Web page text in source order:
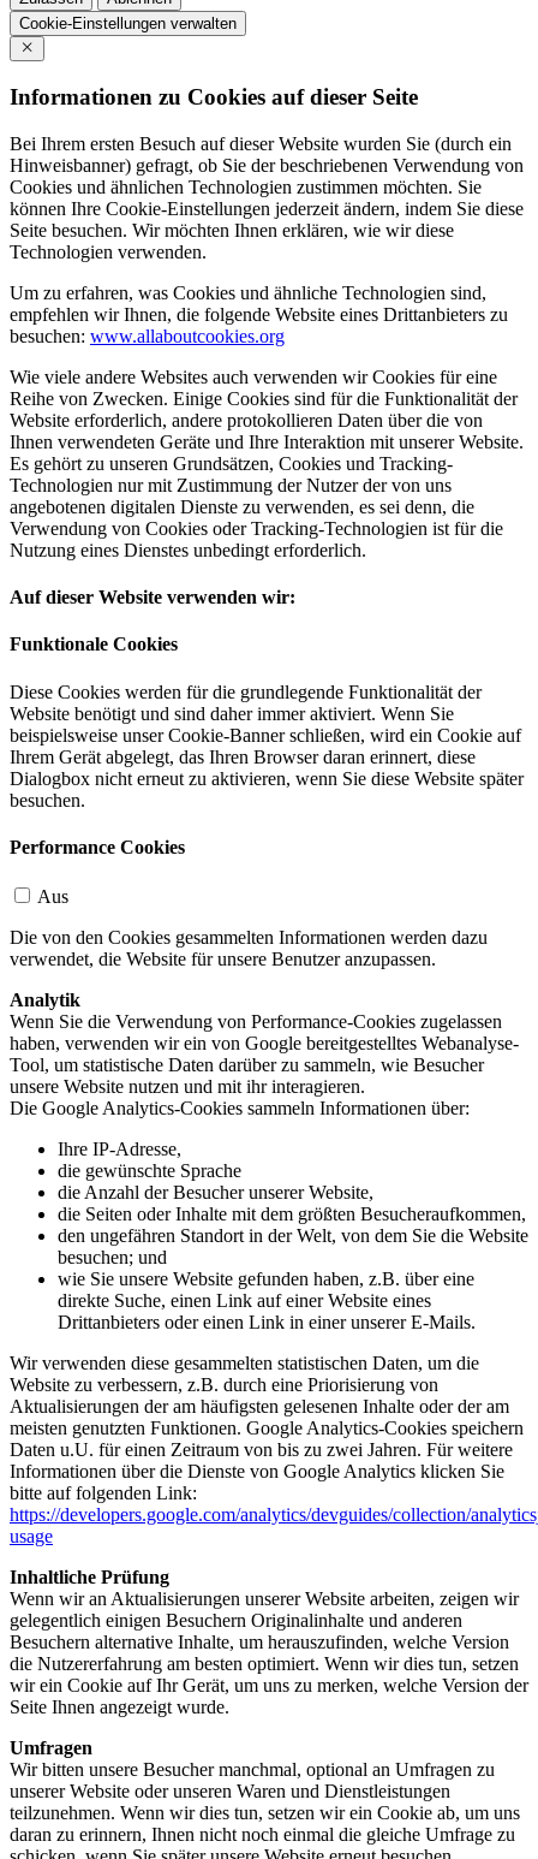
Cookie-Einstellungen verwalten
Informationen zu Cookies auf dieser Seite
Bei Ihrem ersten Besuch auf dieser Website wurden Sie (durch ein
Hinweisbanner) gefragt, ob Sie der beschriebenen Verwendung von
Cookies und ähnlichen Technologien zustimmen möchten. Sie
können Ihre Cookie-Einstellungen jederzeit ändern, indem Sie diese
Seite besuchen. Wir möchten Ihnen erklären, wie wir diese
Technologien verwenden.
Um zu erfahren, was Cookies und ähnliche Technologien sind,
empfehlen wir Ihnen, die folgende Website eines Drittanbieters zu
besuchen: www.allaboutcookies.org
Wie viele andere Websites auch verwenden wir Cookies für eine
Reihe von Zwecken. Einige Cookies sind für die Funktionalität der
Website erforderlich, andere protokollieren Daten über die von
Ihnen verwendeten Geräte und Ihre Interaktion mit unserer Website.
Es gehört zu unseren Grundsätzen, Cookies und Tracking-
Technologien nur mit Zustimmung der Nutzer der von uns
angebotenen digitalen Dienste zu verwenden, es sei denn, die
Verwendung von Cookies oder Tracking-Technologien ist für die
Nutzung eines Dienstes unbedingt erforderlich.
Auf dieser Website verwenden wir:
Funktionale Cookies
Diese Cookies werden für die grundlegende Funktionalität der
Website benötigt und sind daher immer aktiviert. Wenn Sie
beispielsweise unser Cookie-Banner schließen, wird ein Cookie auf
Ihrem Gerät abgelegt, das Ihren Browser daran erinnert, diese
Dialogbox nicht erneut zu aktivieren, wenn Sie diese Website später
besuchen.
Performance Cookies
Aus
Die von den Cookies gesammelten Informationen werden dazu
verwendet, die Website für unsere Benutzer anzupassen.
Analytik
Wenn Sie die Verwendung von Performance-Cookies zugelassen
haben, verwenden wir ein von Google bereitgestelltes Webanalyse-
Tool, um statistische Daten darüber zu sammeln, wie Besucher
unsere Website nutzen und mit ihr interagieren.
Die Google Analytics-Cookies sammeln Informationen über:
Ihre IP-Adresse,
die gewünschte Sprache
die Anzahl der Besucher unserer Website,
die Seiten oder Inhalte mit dem größten Besucheraufkommen,
den ungefähren Standort in der Welt, von dem Sie die Website
besuchen; und
wie Sie unsere Website gefunden haben, z.B. über eine
direkte Suche, einen Link auf einer Website eines
Drittanbieters oder einen Link in einer unserer E-Mails.
Wir verwenden diese gesammelten statistischen Daten, um die
Website zu verbessern, z.B. durch eine Priorisierung von
Aktualisierungen der am häufigsten gelesenen Inhalte oder der am
meisten genutzten Funktionen. Google Analytics-Cookies speichern
Daten u.U. für einen Zeitraum von bis zu zwei Jahren. Für weitere
Informationen über die Dienste von Google Analytics klicken Sie
bitte auf folgenden Link:
https://developers.google.com/analytics/devguides/collection/
usage
Inhaltliche Prüfung
Wenn wir an Aktualisierungen unserer Website arbeiten, zeigen wir
gelegentlich einigen Besuchern Originalinhalte und anderen
Besuchern alternative Inhalte, um herauszufinden, welche Version
die Nutzererfahrung am besten optimiert. Wenn wir dies tun, setzen
wir ein Cookie auf Ihr Gerät, um uns zu merken, welche Version der
Seite Ihnen angezeigt wurde.
Umfragen
Wir bitten unsere Besucher manchmal, optional an Umfragen zu
unserer Website oder unseren Waren und Dienstleistungen
teilzunehmen. Wenn wir dies tun, setzen wir ein Cookie ab, um uns
daran zu erinnern, Ihnen nicht noch einmal die gleiche Umfrage zu